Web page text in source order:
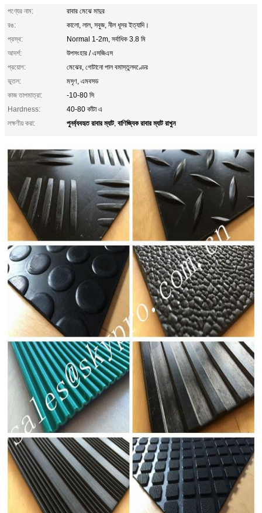
পণ্যের নাম:
রাবার মেঝে মাদুর
রঙ:
কালো, লাল, সবুজ, নীল ধূসর ইত্যাদি।
প্রস্থ:
Normal 1-2m, সর্বাধিক 3.8 মি
আদর্শ:
উপসংহার / এসজিএস
প্রয়োগ:
মেঝের, গোটানো পাল বমাস্তুলদণ্ডের
ভূতল:
মসৃণ, এমবসড
কাজ তাপমাত্রা:
-10-80 সি
Hardness:
40-80 কাঁটা এ
লক্ষণীয় করা:
পুনর্ব্যবহৃত রাবার ম্যাট, বাণিজ্যিক রাবার ম্যাট রাখুন